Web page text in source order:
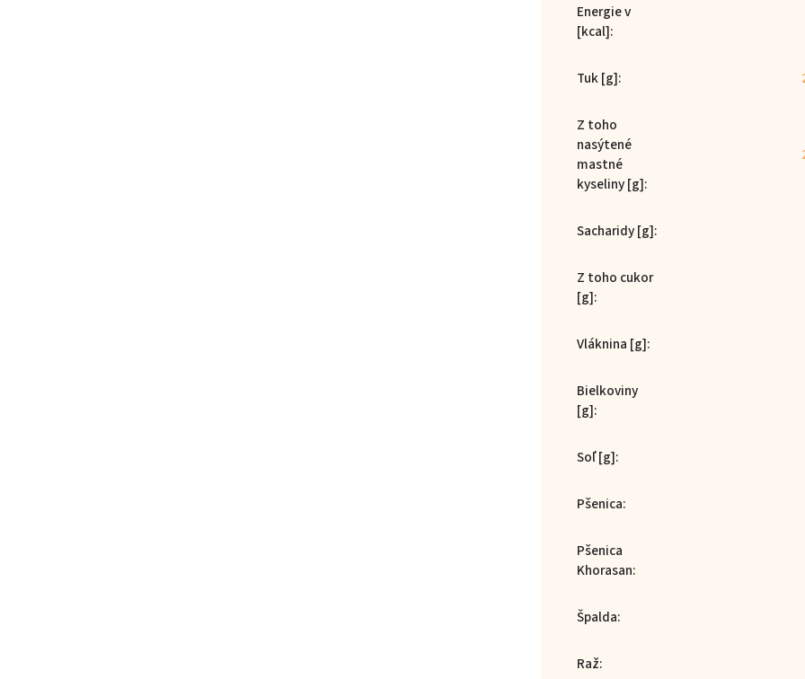
Energie v
[kcal]:
Tuk [g]:
Z toho
nasýtené
mastné
kyseliny [g]:
Sacharidy [g]:
Z toho cukor
[g]:
Vláknina [g]:
Bielkoviny
[g]:
Soľ [g]:
Pšenica:
Pšenica
Khorasan:
Špalda:
Raž: